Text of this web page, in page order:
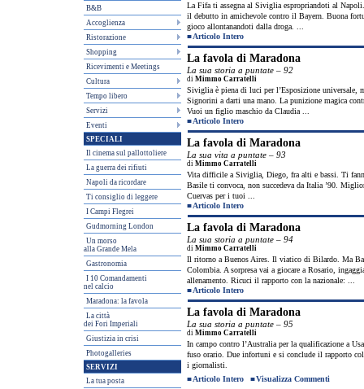
B&B
Accoglienza
Ristorazione
Shopping
Ricevimenti e Meetings
Cultura
Tempo libero
Servizi
Eventi
SPECIALI
Il cinema sul pallottoliere
La guerra dei rifiuti
Napoli da ricordare
Ti consiglio di leggere
I Campi Flegrei
Gudmorning London
Un morso
alla Grande Mela
Gastronomia
I 10 Comandamenti
nel calcio
Maradona: la favola
La città
dei Fori Imperiali
Giustizia in crisi
Photogalleries
SERVIZI
La tua posta
La Fifa ti assegna al Siviglia espropriandoti al
il debutto in amichevole contro il Bayern. Buona
gioco allontanandoti dalla droga. ...
■ Articolo Intero
La favola di Maradona
La sua storia a puntate – 92
di Mimmo Carratelli
Siviglia è piena di luci per l’Esposizione universale,
Signorini a darti una mano. La punizione magica
Vuoi un figlio maschio da Claudia ...
■ Articolo Intero
La favola di Maradona
La sua vita a puntate – 93
di Mimmo Carratelli
Vita difficile a Siviglia, Diego, fra alti e bassi. Ti
Basile ti convoca, non succedeva da Italia ’90.
Cuervas per i tuoi ...
■ Articolo Intero
La favola di Maradona
La sua storia a puntate – 94
di Mimmo Carratelli
Il ritorno a Buenos Aires. Il viatico di Bilardo. Ma
Colombia. A sorpresa vai a giocare a Rosario,
allenamento. Ricuci il rapporto con la nazionale: ...
■ Articolo Intero
La favola di Maradona
La sua storia a puntate – 95
di Mimmo Carratelli
In campo contro l’Australia per la qualificazione a
fuso orario. Due infortuni e si conclude il rapporto
i giornalisti.
■ Articolo Intero ■Visualizza Commenti